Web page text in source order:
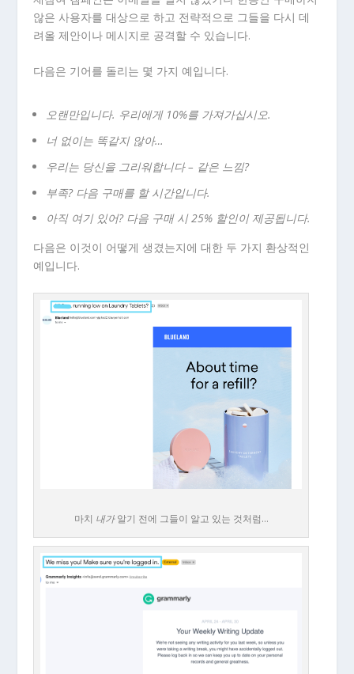
않은 사용자를 대상으로 하고 전략적으로 그들을 다시 데
려올 제안이나 메시지로 공격할 수 있습니다.
다음은 기어를 돌리는 몇 가지 예입니다.
오랜만입니다. 우리에게 10%를 가져가십시오.
너 없이는 똑같지 않아…
우리는 당신을 그리워합니다 – 같은 느낌?
부족? 다음 구매를 할 시간입니다.
아직 여기 있어? 다음 구매 시 25% 할인이 제공됩니다.
다음은 이것이 어떻게 생겼는지에 대한 두 가지 환상적인
예입니다.
마치 내가알기 전에 그들이 알고 있는 것처럼…